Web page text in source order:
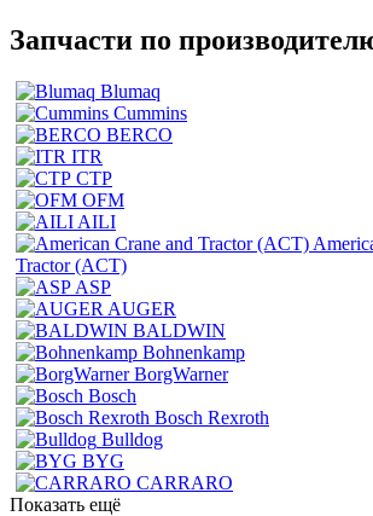
Запчасти по
Blumaq
Cummins
BERCO
ITR
CTP
OFM
AILI
Tractor (ACT)
ASP
AUGER
BALDWIN
Bohnenkamp
BorgWarner
Bosch
Bosch Rexroth
Bulldog
BYG
CARRARO
Показать ещё